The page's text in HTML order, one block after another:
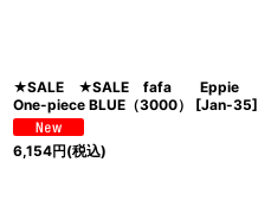
★SALE ★SALE fafa Eppie
One-piece BLUE（3000）
[Jan-35]
6,154円(税込)